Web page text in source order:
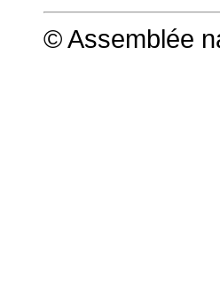
© Assemblée